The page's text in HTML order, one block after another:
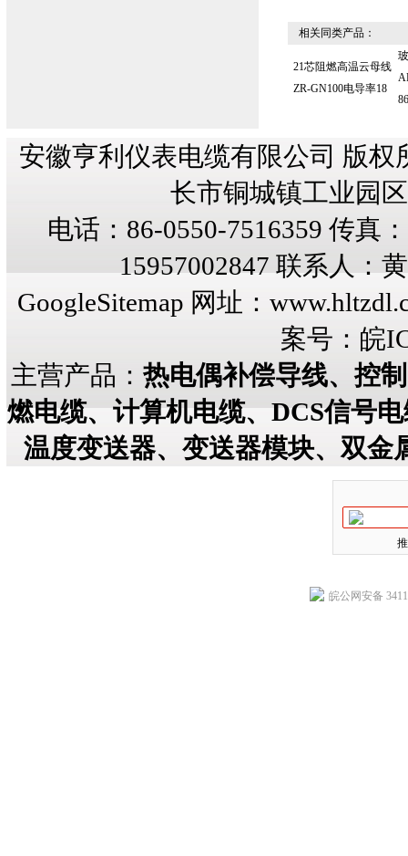
相关同类产品：
21芯阻燃高温云母线
ZR-GN100电导率18
86
安徽亨利仪表电缆有限公司 版权
长市铜城镇工业园
电话：86-0550-7516359 传真
15957002847 联系人：
GoogleSitemap 网址：
案号： 皖
主营产品： 热电偶补偿导线、控
燃电缆、计算机电缆、DCS信号
温度变送器、变送器模块、双金
皖公网安备